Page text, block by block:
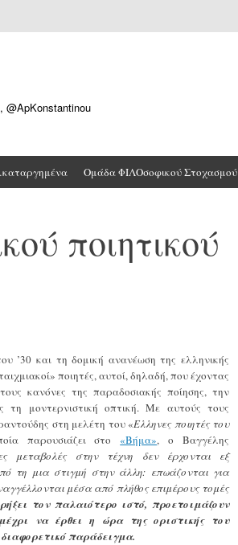
Ομάδα ΦΙΛΟσοφικού Στοχασμού
ποιητικού
’30 και τη δομική ανανέωση της ελληνικής
ποιητές, αυτοί, δηλαδή, που έχοντας
κανόνες της παραδοσιακής ποίησης, την
τη μοντερνιστική οπτική. Με αυτούς τους
στη μελέτη του «Ελληνες ποιητές του
παρουσιάζει στο «Βήμα», ο Βαγγέλης
μεταβολές στην τέχνη δεν έρχονται εξ
τη μια στιγμή στην άλλη: επωάζονται για
μέσα από πλήθος επιμέρους τομές
τον παλαιότερο ιστό, προετοιμάζουν
να έρθει η ώρα της οριστικής του
παράδειγμα.